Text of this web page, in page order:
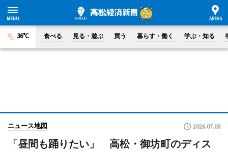
36°C 食べる 見る・遊ぶ 買う 暮らす・働く 学ぶ・知る
ニュース地図 2026.07.08
「昼間も踊りたい」 高松・御坊町のディス